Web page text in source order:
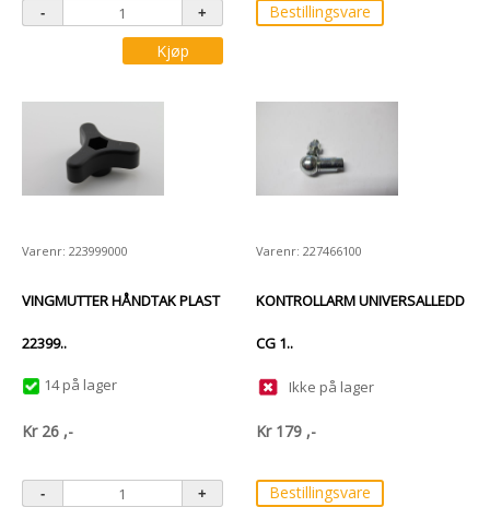
Kjøp
Bestillingsvare
Varenr: 223999000
VINGMUTTER HÅNDTAK PLAST
22399..
14 på lager
Kr 26 ,-
Varenr: 227466100
KONTROLLARM UNIVERSALLEDD
CG 1..
Ikke på lager
Kr 179 ,-
Bestillingsvare